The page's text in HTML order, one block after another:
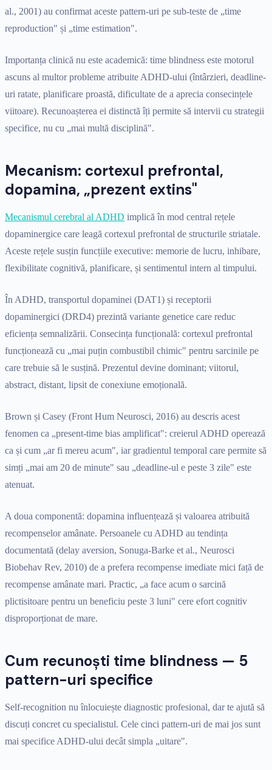
al., 2001) au confirmat aceste pattern-uri pe sub-teste de „time
reproduction" și „time estimation".
Importanța clinică nu este academică: time blindness este motorul
ascuns al multor probleme atribuite ADHD-ului (întârzieri, deadline-
uri ratate, planificare proastă, dificultate de a aprecia consecințele
viitoare). Recunoașterea ei distinctă îți permite să intervii cu strategii
specifice, nu cu „mai multă disciplină".
Mecanism: cortexul prefrontal,
dopamina, „prezent extins"
Mecanismul cerebral al ADHD implică în mod central rețele
dopaminergice care leagă cortexul prefrontal de structurile striatale.
Aceste rețele susțin funcțiile executive: memorie de lucru, inhibare,
flexibilitate cognitivă, planificare, și sentimentul intern al timpului.
În ADHD, transportul dopaminei (DAT1) și receptorii
dopaminergici (DRD4) prezintă variante genetice care reduc
eficiența semnalizării. Consecința funcțională: cortexul prefrontal
funcționează cu „mai puțin combustibil chimic" pentru sarcinile pe
care trebuie să le susțină. Prezentul devine dominant; viitorul,
abstract, distant, lipsit de conexiune emoțională.
Brown și Casey (Front Hum Neurosci, 2016) au descris acest
fenomen ca „present-time bias amplificat": creierul ADHD operează
ca și cum „ar fi mereu acum", iar gradientul temporal care permite să
simți „mai am 20 de minute" sau „deadline-ul e peste 3 zile" este
atenuat.
A doua componentă: dopamina influențează și valoarea atribuită
recompenselor amânate. Persoanele cu ADHD au tendința
documentată (delay aversion, Sonuga-Barke et al., Neurosci
Biobehav Rev, 2010) de a prefera recompense imediate mici față de
recompense amânate mari. Practic, „a face acum o sarcină
plictisitoare pentru un beneficiu peste 3 luni" cere efort cognitiv
disproporționat de mare.
Cum recunoști time blindness — 5
pattern-uri specifice
Self-recognition nu înlocuiește diagnostic profesional, dar te ajută să
discuți concret cu specialistul. Cele cinci pattern-uri de mai jos sunt
mai specifice ADHD-ului decât simpla „uitare".